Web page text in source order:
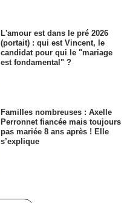
L'amour est dans le pré 2026
(portait) : qui est Vincent, le
candidat pour qui le "mariage
est fondamental" ?
Familles nombreuses : Axelle
Perronnet fiancée mais toujours
pas mariée 8 ans après ! Elle
s’explique